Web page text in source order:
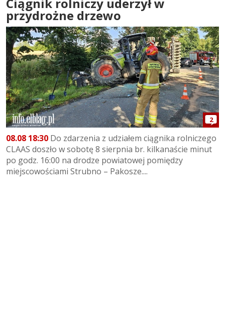
przydrożne drzewo
2
08.08 18:30 Do zdarzenia z udziałem ciągnika rolniczego
CLAAS doszło w sobotę 8 sierpnia br. kilkanaście minut
po godz. 16:00 na drodze powiatowej pomiędzy
miejscowościami Strubno – Pakosze....